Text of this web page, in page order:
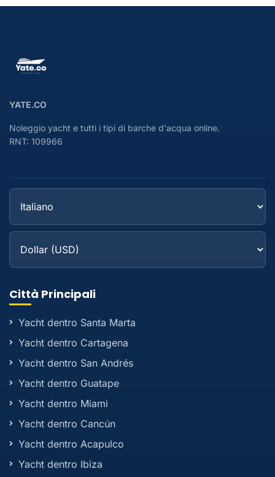
YATE.CO
Noleggio yacht e tutti i tipi di barche d'acqua online.
RNT: 109966
Città Principali
Yacht dentro Santa Marta
Yacht dentro Cartagena
Yacht dentro San Andrés
Yacht dentro Guatape
Yacht dentro Miami
Yacht dentro Cancún
Yacht dentro Acapulco
Yacht dentro Ibiza